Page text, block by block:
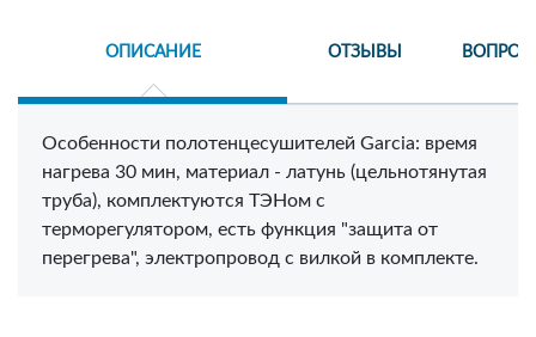
ОПИСАНИЕ ОТЗЫВЫ
Особенности полотенцесушителей Garcia: время
нагрева 30 мин, материал - латунь (цельнотянутая
труба), комплектуются ТЭНом с
терморегулятором, есть функция "защита от
перегрева", электропровод с вилкой в комплекте.